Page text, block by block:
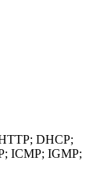
DHCP;
ICMP; IGMP;